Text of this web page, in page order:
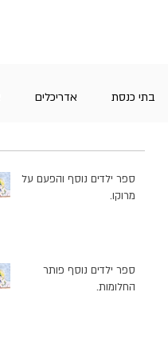
בתי כנסת אדריכלים
ספר ילדים נוסף והפעם על
מרוקו.
ספר ילדים נוסף פותר
החלומות.